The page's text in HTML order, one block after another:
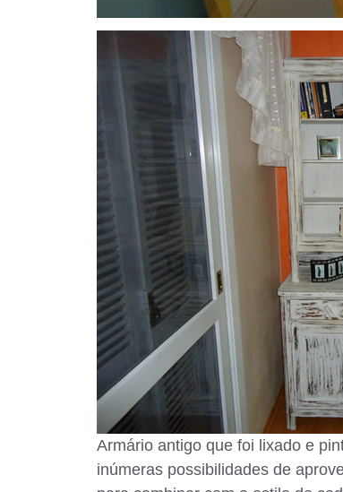
Armário antigo que foi lixado e
inúmeras possibilidades de